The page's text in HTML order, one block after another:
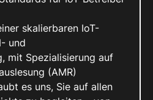
skalierbaren IoT-
und
mit Spezialisierung auf
(AMR)
es uns, Sie auf allen